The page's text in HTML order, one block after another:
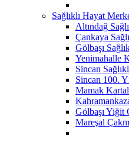
Sağlıklı Hayat
Altındağ
Çankaya
Gölbaşı
Yenimahalle
Sincan
Sincan 100.
Mamak
Gölbaşı Yiğit
Mareşal